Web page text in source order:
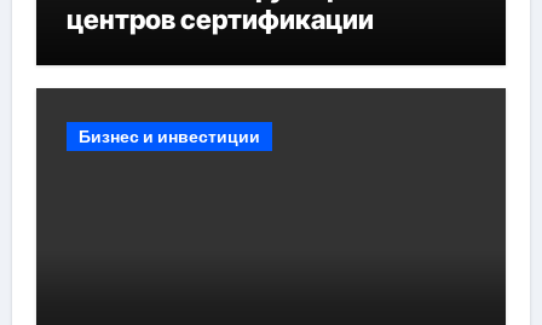
центров сертификации
Бизнес и инвестиции